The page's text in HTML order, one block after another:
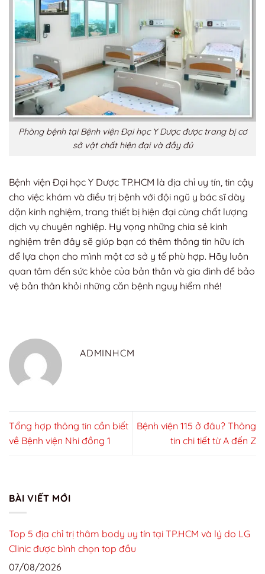
Phòng bệnh tại Bệnh viện Đại học Y Dược được trang bị cơ
sở vật chất hiện đại và đầy đủ
Bệnh viện Đại học Y Dược TP.HCM là địa chỉ uy tín, tin cậy
cho việc khám và điều trị bệnh với đội ngũ y bác sĩ dày
dặn kinh nghiệm, trang thiết bị hiện đại cùng chất lượng
dịch vụ chuyên nghiệp. Hy vọng những chia sẻ kinh
nghiệm trên đây sẽ giúp bạn có thêm thông tin hữu ích
để lựa chọn cho mình một cơ sở y tế phù hợp. Hãy luôn
quan tâm đến sức khỏe của bản thân và gia đình để bảo
vệ bản thân khỏi những căn bệnh nguy hiểm nhé!
ADMINHCM
Tổng hợp thông tin cần biết
về Bệnh viện Nhi đồng 1
Bệnh viện 115 ở đâu? Thông
tin chi tiết từ A đến Z
BÀI VIẾT MỚI
Top 5 địa chỉ trị thâm body uy tín tại TP.HCM và lý do LG
Clinic được bình chọn top đầu
07/08/2026